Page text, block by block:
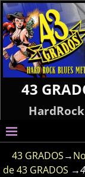
43
43 GRADOS→
de 43 GRADOS →